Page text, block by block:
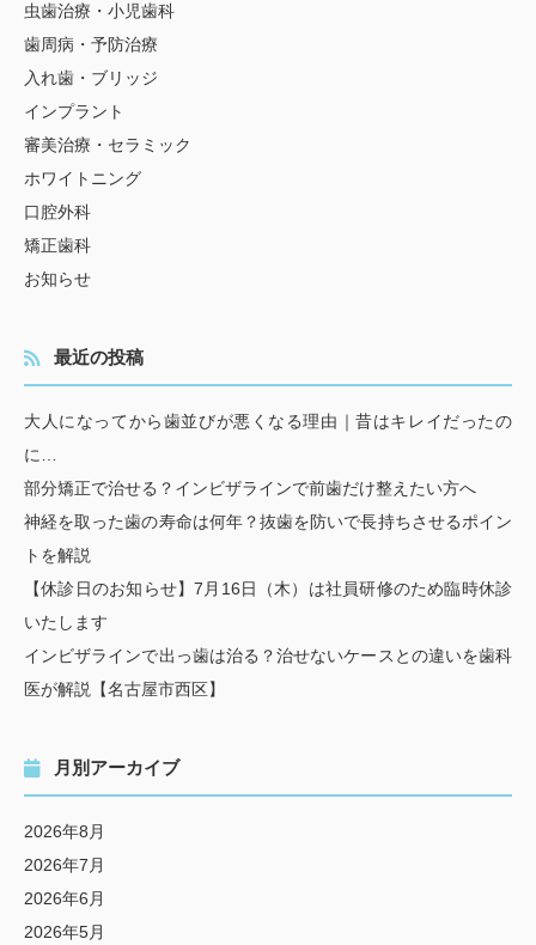
虫歯治療・小児歯科
歯周病・予防治療
入れ歯・ブリッジ
インプラント
審美治療・セラミック
ホワイトニング
口腔外科
矯正歯科
お知らせ
最近の投稿
大人になってから歯並びが悪くなる理由｜昔はキレイだったの
に…
部分矯正で治せる？インビザラインで前歯だけ整えたい方へ
神経を取った歯の寿命は何年？抜歯を防いで長持ちさせるポイン
トを解説
【休診日のお知らせ】7月16日（木）は社員研修のため臨時休診
いたします
インビザラインで出っ歯は治る？治せないケースとの違いを歯科
医が解説【名古屋市西区】
月別アーカイブ
2026年8月
2026年7月
2026年6月
2026年5月